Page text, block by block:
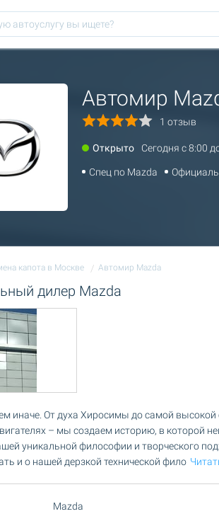
Автомир
1 отзыв
Открыто Сегодня c 8:00
Спец по Mazda
капота в Москве Автомир Mazda
дилер Mazda
иначе. От духа Хиросимы до самой высокой
– мы создаем историю, в которой
уникальной философии и творческого
и о нашей дерзкой технической фило
Mazda